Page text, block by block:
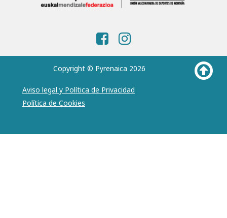
Copyright © Pyrenaica 2026
Aviso legal y Política de Privacidad
Política de Cookies